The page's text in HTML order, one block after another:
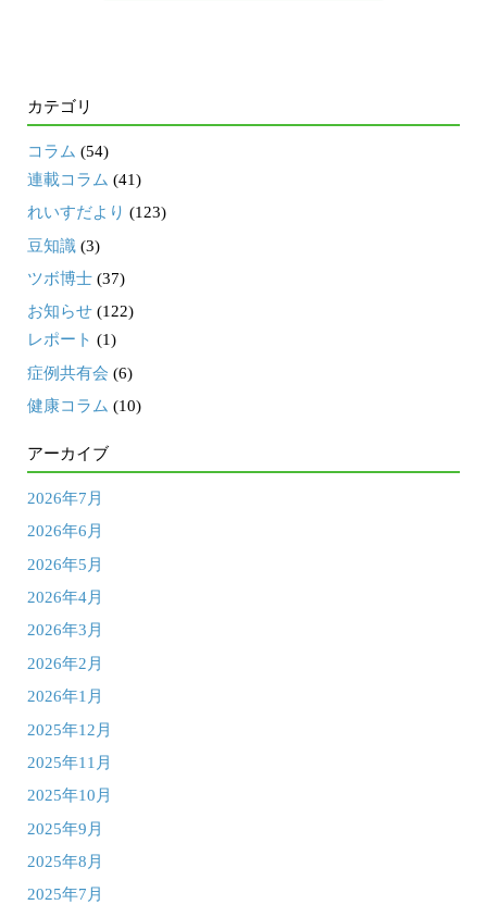
カテゴリ
コラム (54)
連載コラム (41)
れいすだより (123)
豆知識 (3)
ツボ博士 (37)
お知らせ (122)
レポート (1)
症例共有会 (6)
健康コラム (10)
アーカイブ
2026年7月
2026年6月
2026年5月
2026年4月
2026年3月
2026年2月
2026年1月
2025年12月
2025年11月
2025年10月
2025年9月
2025年8月
2025年7月